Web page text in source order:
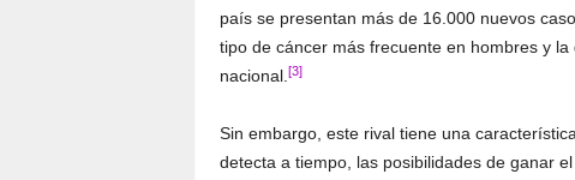
país se presentan más de 16.000 nuevos
tipo de cáncer más frecuente en hombres y
nacional. [3]
Sin embargo, este rival tiene una
detecta a tiempo, las posibilidades de ganar